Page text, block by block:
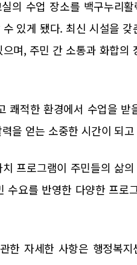
의 수업 장소를 백구누리
있게 됐다. 최신 시설을
며, 주민 간 소통과 화합의
쾌적한 환경에서 수업을
을 얻는 소중한 시간이 되
프로그램이 주민들의 삶
수요를 반영한 다양한 프로
한 자세한 사항은 행정복